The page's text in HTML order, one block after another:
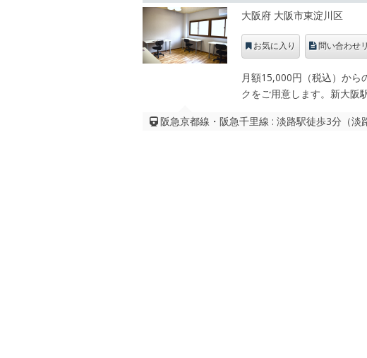
大阪府 大阪市東淀川区
お気に入り 問い合わせ
月額15,000円（税込）から
クをご用意します。新大阪
阪急京都線・阪急千里線 : 淡路駅徒歩3分（淡